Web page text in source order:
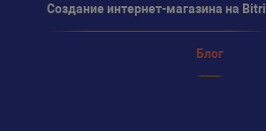
Создание интернет-магазина на
Блог